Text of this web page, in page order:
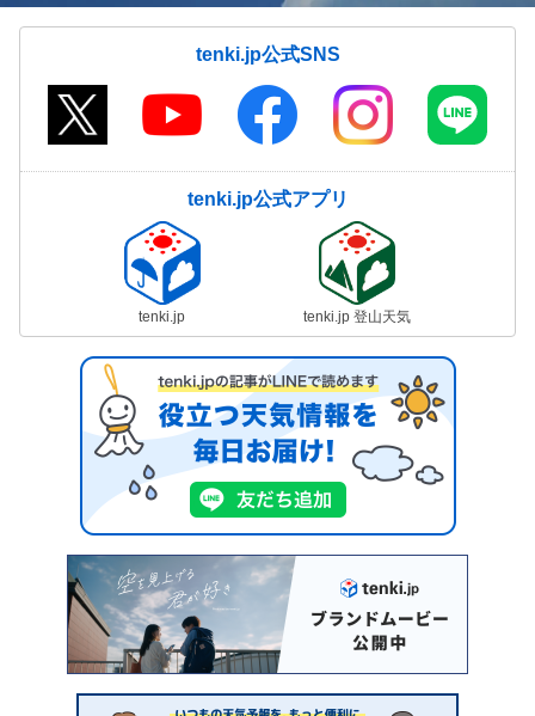
tenki.jp公式SNS
tenki.jp公式アプリ
tenki.jp tenki.jp 登山天気